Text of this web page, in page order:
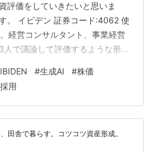
評価をしていきたいと思いま
。 イビデン 証券コード:4062 使
経営コンサルタント、事業経営
で議論して評価するような形に
る会社です。半導体関連という
いったほうがいいのかな。 株価
の急騰は除いても右肩上がりが
までこの上昇が続くかがみんな
いきましょう。 イビデン
IBIDEN #生成AI #株価
用
田舎で暮らす。コツコツ資産形成。